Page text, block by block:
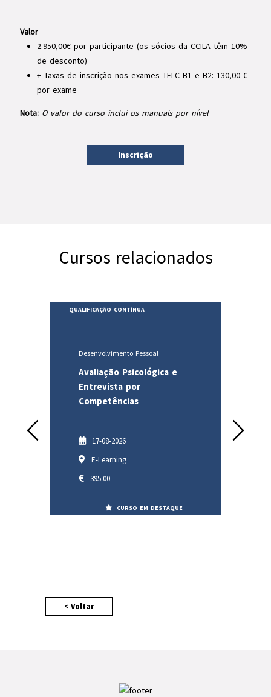
Valor
2.950,00€ por participante (os sócios da CCILA têm 10%
de desconto)
+ Taxas de inscrição nos exames TELC B1 e B2: 130,00 €
por exame
Nota: O valor do curso inclui os manuais por nível
Inscrição
Cursos relacionados
Prev
Psicológica e
17-08-2026
Next
< Voltar